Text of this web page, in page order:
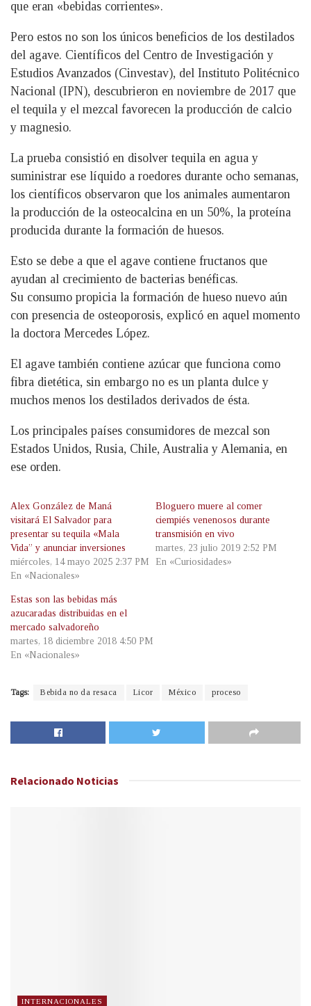
que eran «bebidas corrientes».
Pero estos no son los únicos beneficios de los destilados
del agave. Científicos del Centro de Investigación y
Estudios Avanzados (Cinvestav), del Instituto Politécnico
Nacional (IPN), descubrieron en noviembre de 2017 que
el tequila y el mezcal favorecen la producción de calcio
y magnesio.
La prueba consistió en disolver tequila en agua y
suministrar ese líquido a roedores durante ocho semanas,
los científicos observaron que los animales aumentaron
la producción de la osteocalcina en un 50%, la proteína
producida durante la formación de huesos.
Esto se debe a que el agave contiene fructanos que
ayudan al crecimiento de bacterias benéficas.
Su consumo propicia la formación de hueso nuevo aún
con presencia de osteoporosis, explicó en aquel momento
la doctora Mercedes López.
El agave también contiene azúcar que funciona como
fibra dietética, sin embargo no es un planta dulce y
muchos menos los destilados derivados de ésta.
Los principales países consumidores de mezcal son
Estados Unidos, Rusia, Chile, Australia y Alemania, en
ese orden.
Alex González de Maná
visitará El Salvador para
presentar su tequila «Mala
Vida” y anunciar inversiones
miércoles, 14 mayo 2025 2:37 PM
En «Nacionales»
Bloguero muere al comer
ciempiés venenosos durante
transmisión en vivo
martes, 23 julio 2019 2:52 PM
En «Curiosidades»
Estas son las bebidas más
azucaradas distribuidas en el
mercado salvadoreño
martes, 18 diciembre 2018 4:50 PM
En «Nacionales»
Tags: Bebida no da resaca Licor México proceso
Relacionado Noticias
INTERNACIONALES